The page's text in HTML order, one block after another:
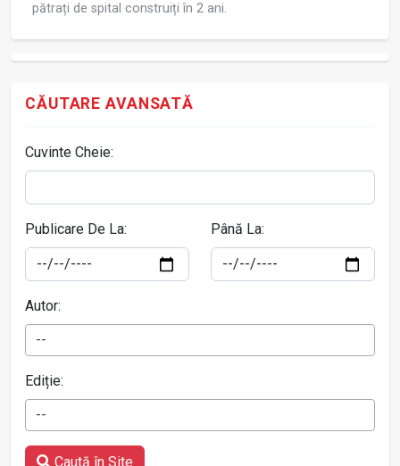
pătrați de spital construiți în 2 ani.
CĂUTARE AVANSATĂ
Cuvinte Cheie:
Publicare De La: Până La:
Autor:
--
Ediție:
--
Caută în Site